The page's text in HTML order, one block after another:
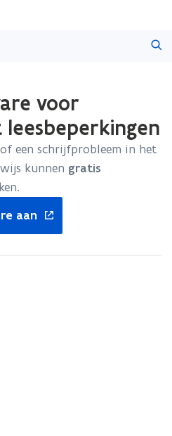
gaanvoor
een schrijfprobleem in het
kunnen gratis
aan